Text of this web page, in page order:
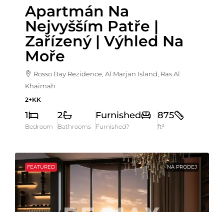
Apartmán Na
Nejvyšším Patře |
Zařízený | Výhled Na
Moře
Rosso Bay Rezidence, Al Marjan Island, Ras Al
Khaimah
2+KK
1
Bedroom
2
Bathrooms
Furnished
Furnished?
875
ft²
FEATURED NA PRODEJ